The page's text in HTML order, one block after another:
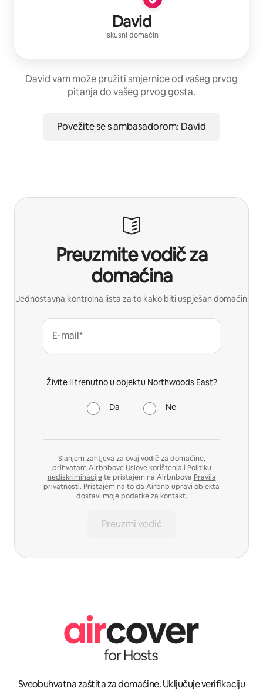
David
Iskusni domaćin
David vam može pružiti smjernice od vašeg prvog
pitanja do vašeg prvog gosta.
Povežite se s ambasadorom: David
Preuzmite vodič za
domaćina
Jednostavna kontrolna lista za to kako biti uspješan domaćin
E-mail*
Živite li trenutno u objektu Northwoods East?
Da Ne
Slanjem zahtjeva za ovaj vodič za domaćine,
prihvatam AirbnboveUslove korištenja i Politiku
nediskriminacijete pristajem na Airbnbova Pravila
privatnosti. Pristajem na to da Airbnb upravi objekta
dostavi moje podatke za kontakt.
Preuzmi vodič
Sveobuhvatna zaštita za domaćine. Uključuje verifikaciju